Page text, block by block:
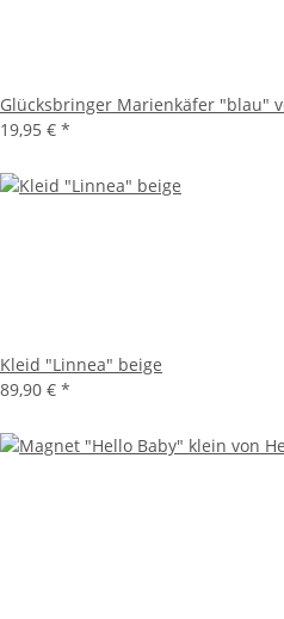
Glücksbringer Marienkäfer "blau"
19,95 € *
Kleid "Linnea" beige
89,90 € *